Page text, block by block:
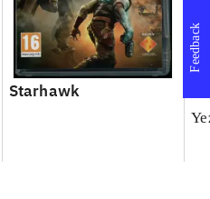
Starhawk
Feedback